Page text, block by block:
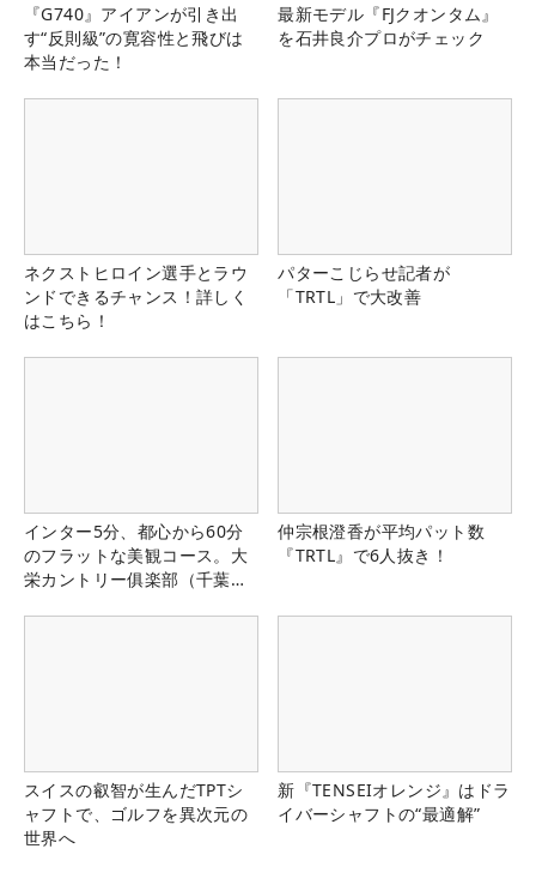
『G740』アイアンが引き出
す“反則級”の寛容性と飛びは
本当だった！
最新モデル『FJクオンタム』
を石井良介プロがチェック
ネクストヒロイン選手とラウ
ンドできるチャンス！詳しく
はこちら！
パターこじらせ記者が
「TRTL」で大改善
インター5分、都心から60分
のフラットな美観コース。大
栄カントリー俱楽部（千葉
仲宗根澄香が平均パット数
『TRTL』で6人抜き！
スイスの叡智が生んだTPTシ
ャフトで、ゴルフを異次元の
世界へ
新『TENSEIオレンジ』はドラ
イバーシャフトの“最適解”